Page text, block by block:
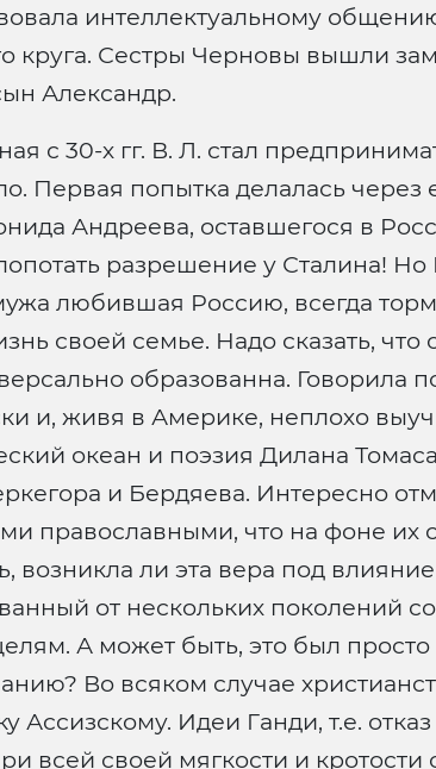
интеллектуальному
круга. Сестры Черновы вышли
Александр.
с 30-х гг. В. Л. стал
Первая попытка делалась через
Андреева, оставшегося в
разрешение у Сталина!
любившая Россию, всегда
своей семье. Надо сказать,
образованна. Говорила
и, живя в Америке, неплохо
океан и поэзия Дилана
и Бердяева. Интересно
православными, что на фоне их
возникла ли эта вера под
от нескольких поколений
А может быть, это был
Во всяком случае
Ассизскому. Идеи Ганди, т.е.
всей своей мягкости и